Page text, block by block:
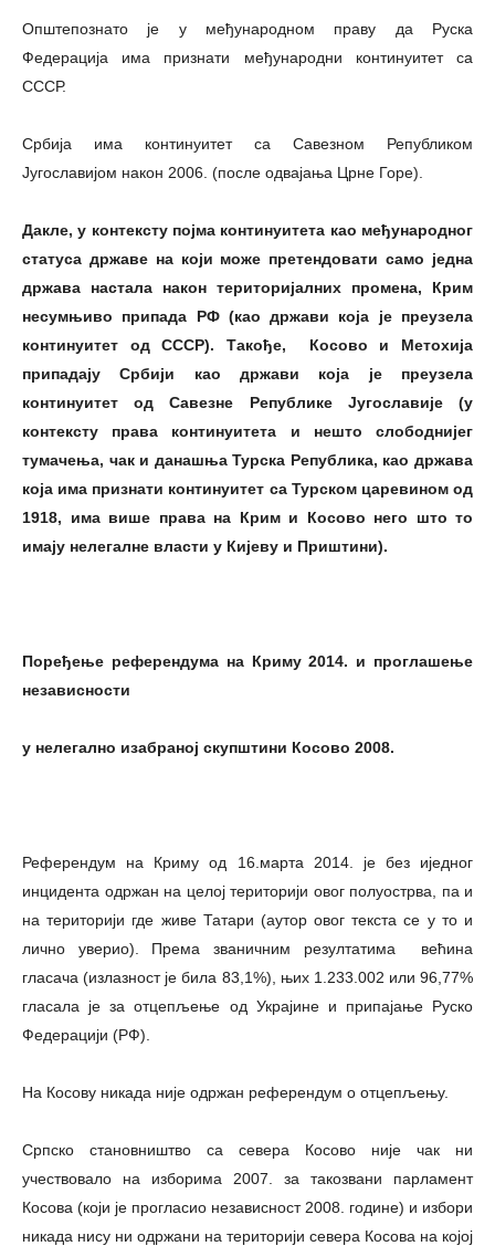
Општепознато је у међународном праву да Руска
Федерација има признати међународни континуитет са
СССР.
Србија има континуитет са Савезном Републиком
Југославијом након 2006. (после одвајања Црне Горе).
Дакле, у контексту појма континуитета као међународног
статуса државе на који може претендовати само једна
држава настала након територијалних промена, Крим
несумњиво припада РФ (као држави која је преузела
континуитет од СССР). Такође, Косово и Метохија
припадају Србији као држави која је преузела
континуитет од Савезне Републике Југославије (у
контексту права континуитета и нешто слободнијег
тумачења, чак и данашња Турска Република, као држава
која има признати континуитет са Турском царевином од
1918, има више права на Крим и Косово него што то
имају нелегалне власти у Кијеву и Приштини).
Поређење референдума на Криму 2014. и проглашење
независности
у нелегално изабраној скупштини Косово 2008.
Референдум на Криму од 16.марта 2014. је без иједног
инцидента одржан на целој територији овог полуострва, па и
на територији где живе Татари (аутор овог текста се у то и
лично уверио). Према званичним резултатима већина
гласача (излазност је била 83,1%), њих 1.233.002 или 96,77%
гласала је за отцепљење од Украјине и припајање Руско
Федерацији (РФ).
На Косову никада није одржан референдум о отцепљењу.
Српско становништво са севера Косово није чак ни
учествовало на изборима 2007. за такозвани парламент
Косова (који је прогласио независност 2008. године) и избори
никада нису ни одржани на територији севера Косова на којој